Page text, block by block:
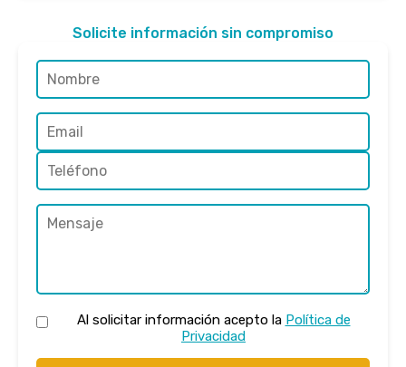
Solicite información sin compromiso
Al solicitar información acepto la Política de
Privacidad